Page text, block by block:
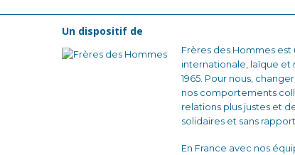
Un dispositif de
Frères des Hommes
internationale, laïque et
1965. Pour nous,
nos comportements
relations plus justes et
solidaires et sans
En France avec nos